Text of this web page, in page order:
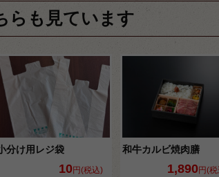
らも見ています
分け用レジ袋
10円(税込)
和牛カルビ焼肉膳
1,890円(税